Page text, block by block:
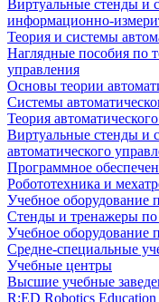
Виртуальные стенды и
информационно-
Теория и системы
Наглядные пособия по
управления
Основы теории
Системы
Теория
Виртуальные стенды и
автоматического
Программное
Робототехника и
Учебное оборудование
Стенды и тренажеры по
Учебное оборудование
Средне-специальные
Учебные центры
Высшие учебные
R:ED Robotics Education